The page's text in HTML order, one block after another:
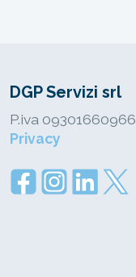
DGP Servizi srl
P.iva 09301660966
Privacy